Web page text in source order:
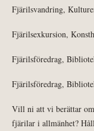
Fjärilsvandring,
Fjärilsexkursion,
Fjärilsföredrag,
Fjärilsföredrag,
Vill ni att vi berättar
fjärilar i allmänhet?